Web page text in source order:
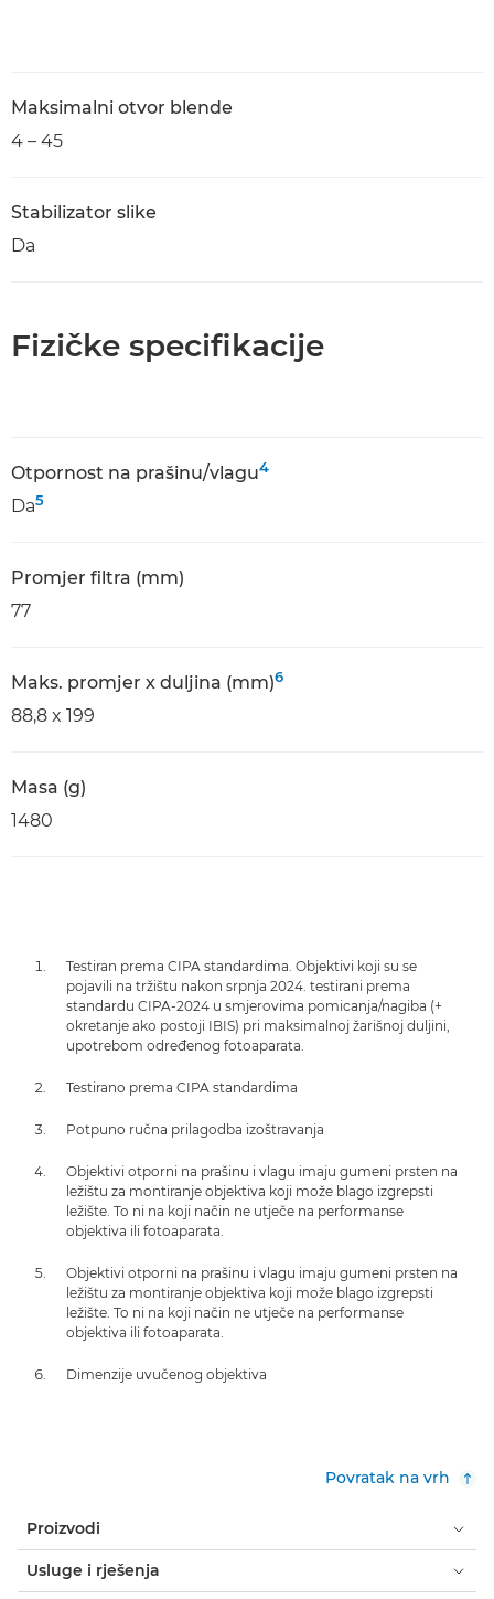
Maksimalni otvor blende
4 – 45
Stabilizator slike
Da
Fizičke specifikacije
Otpornost na prašinu/vlagu4
Da5
Promjer filtra (mm)
77
Maks. promjer x duljina (mm)6
88,8 x 199
Masa (g)
1480
Testiran prema CIPA standardima. Objektivi koji su se
pojavili na tržištu nakon srpnja 2024. testirani prema
standardu CIPA-2024 u smjerovima pomicanja/nagiba (+
okretanje ako postoji IBIS) pri maksimalnoj žarišnoj duljini,
upotrebom određenog fotoaparata.
Testirano prema CIPA standardima
Potpuno ručna prilagodba izoštravanja
Objektivi otporni na prašinu i vlagu imaju gumeni prsten na
ležištu za montiranje objektiva koji može blago izgrepsti
ležište. To ni na koji način ne utječe na performanse
objektiva ili fotoaparata.
Objektivi otporni na prašinu i vlagu imaju gumeni prsten na
ležištu za montiranje objektiva koji može blago izgrepsti
ležište. To ni na koji način ne utječe na performanse
objektiva ili fotoaparata.
Dimenzije uvučenog objektiva
Povratak na vrh
Proizvodi
Usluge i rješenja